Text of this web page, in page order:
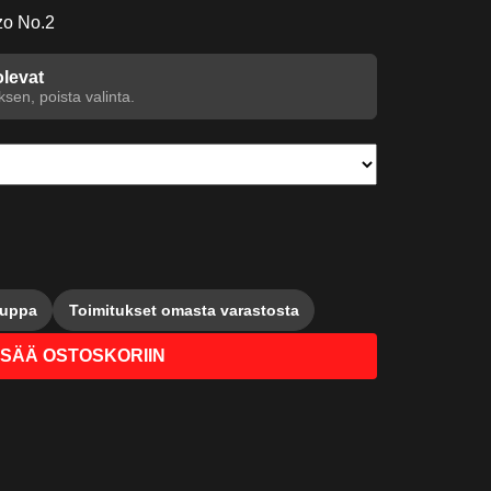
No.2
poista valinta.
Toimitukset omasta varastosta
OSTOSKORIIN